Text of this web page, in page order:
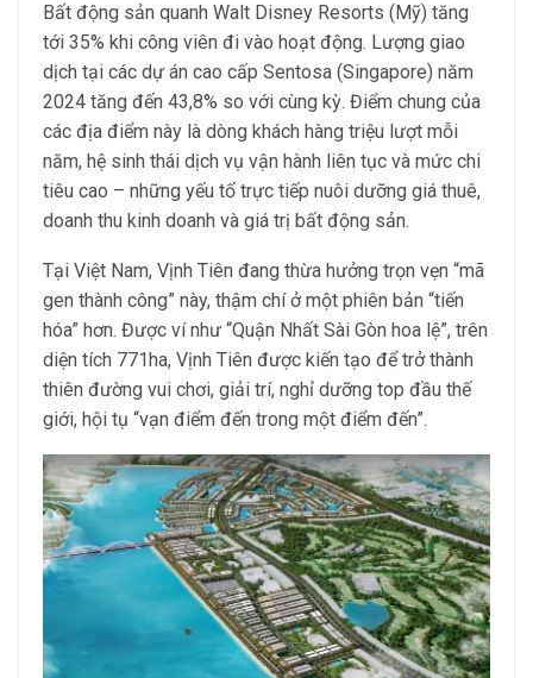
Bất động sản quanh Walt Disney Resorts (Mỹ) tăng
tới 35% khi công viên đi vào hoạt động. Lượng giao
dịch tại các dự án cao cấp Sentosa (Singapore) năm
2024 tăng đến 43,8% so với cùng kỳ. Điểm chung của
các địa điểm này là dòng khách hàng triệu lượt mỗi
năm, hệ sinh thái dịch vụ vận hành liên tục và mức chi
tiêu cao – những yếu tố trực tiếp nuôi dưỡng giá thuê,
doanh thu kinh doanh và giá trị bất động sản.
Tại Việt Nam, Vịnh Tiên đang thừa hưởng trọn vẹn “mã
gen thành công” này, thậm chí ở một phiên bản “tiến
hóa” hơn. Được ví như “Quận Nhất Sài Gòn hoa lệ”, trên
diện tích 771ha, Vịnh Tiên được kiến tạo để trở thành
thiên đường vui chơi, giải trí, nghỉ dưỡng top đầu thế
giới, hội tụ “vạn điểm đến trong một điểm đến”.